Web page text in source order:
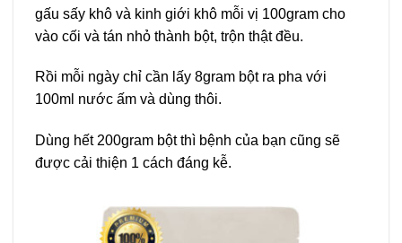
gấu sấy khô và kinh giới khô mỗi vị 100gram cho
vào cối và tán nhỏ thành bột, trộn thật đều.
Rồi mỗi ngày chỉ cần lấy 8gram bột ra pha với
100ml nước ấm và dùng thôi.
Dùng hết 200gram bột thì bệnh của bạn cũng sẽ
được cải thiện 1 cách đáng kễ.